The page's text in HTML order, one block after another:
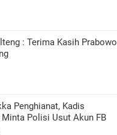
: Terima Kasih Prabowo
Penghianat, Kadis
Minta Polisi Usut Akun FB